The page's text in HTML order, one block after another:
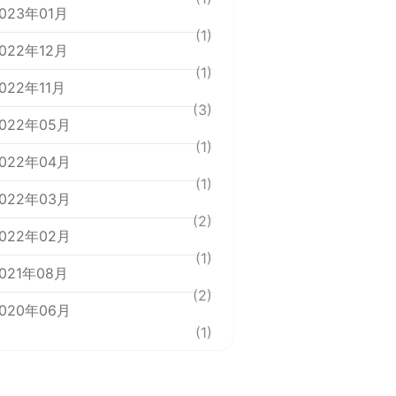
年01月
(1)
年12月
(1)
年11月
(3)
年05月
(1)
年04月
(1)
年03月
(2)
年02月
(1)
年08月
(2)
年06月
(1)